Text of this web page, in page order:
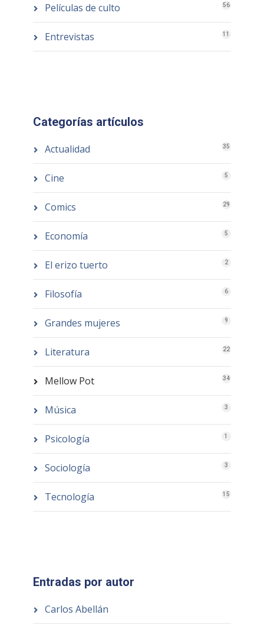
Películas de culto 56
Entrevistas 11
Categorías artículos
Actualidad 35
Cine 5
Comics 29
Economía 5
El erizo tuerto 2
Filosofía 6
Grandes mujeres 9
Literatura 22
Mellow Pot 34
Música 3
Psicología 1
Sociología 3
Tecnología 15
Entradas por autor
Carlos Abellán